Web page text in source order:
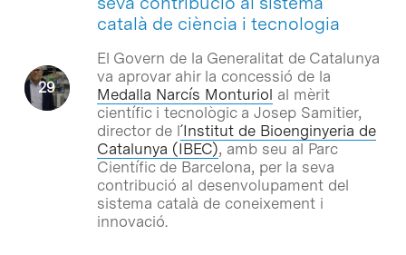
català de ciència i tecnologia
El Govern de la Generalitat de Catalunya
va aprovar ahir la concessió de la
Medalla Narcís Monturiol al mèrit
científic i tecnològic a Josep Samitier,
director de l´Institut de Bioenginyeria de
Catalunya (IBEC), amb seu al Parc
Científic de Barcelona, per la seva
contribució al desenvolupament del
sistema català de coneixement i
innovació.